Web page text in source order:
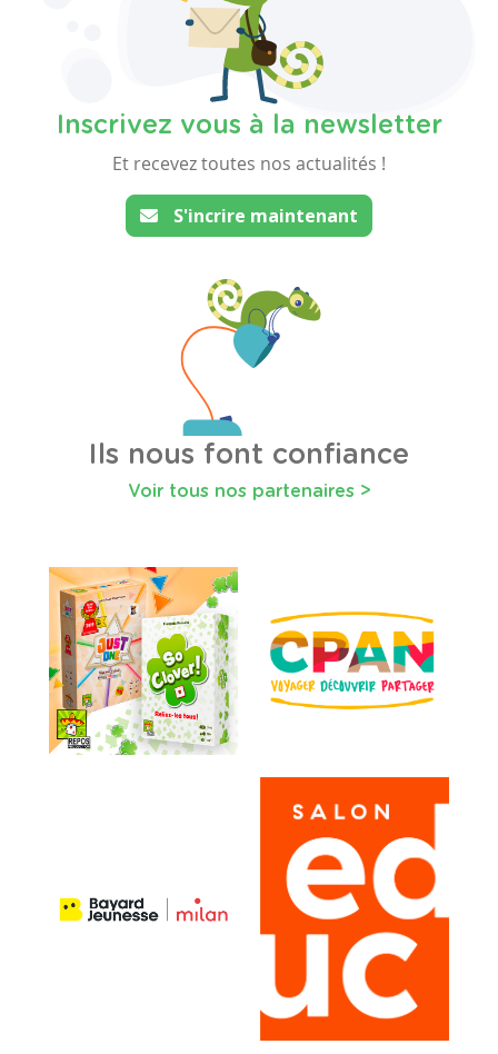
Inscrivez vous à la newsletter
Et recevez toutes nos actualités !
S'incrire maintenant
Ils nous font confiance
Voir tous nos partenaires >